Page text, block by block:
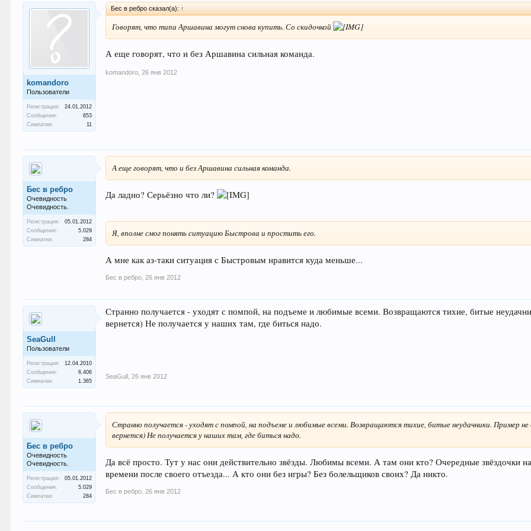
komandoro
Пользователи
Регистрация:
24.01.2012
Сообщения:
653
Симпатии:
11
Бес в ребро сказал(а): ↑
Говорят, что типа Аршавина могут снова купить. Со скидочкой
А еще говорят, что и без Аршавина сильная команда.
komandoro 26 янв 2012
Бес в ребро
Очевидность
Очевидность.
Регистрация:
05.01.2012
Сообщения:
5.029
Симпатии:
284
А еще говорят, что и без Аршавина сильная команда.
Да ладно? Серьёзно что ли?
Я, вполне смог понять ситуацию Быстрова и простить его.
А мне как аз-таки ситуация с Быстровым нравится куда меньше...
Бес в ребро 26 янв 2012
SeaGull
Пользователи
Регистрация:
12.04.2010
Сообщения:
6.406
Симпатии:
1.365
Странно получается - уходят с помпой, на подъеме и любимые всеми. Возвращаются тихие, битые
вернется) Не получается у наших там, где биться надо.
SeaGull 26 янв 2012
Бес в ребро
Очевидность
Очевидность.
Регистрация:
05.01.2012
Сообщения:
5.029
Симпатии:
284
Странно получается - уходят с помпой, на подъеме и любимые всеми. Возвращаются тихие, битые неудачники. Пример
вернется) Не получается у наших там, где биться надо.
Да всё просто. Тут у нас они действительно звёзды. Любимы всеми. А там они кто? Очередные звёздочки
времени после своего отъезда... А кто они без игры? Без болельщиков своих? Да никто.
Бес в ребро 26 янв 2012